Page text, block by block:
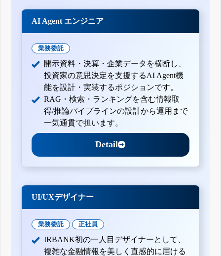
AI Agent エンジニア
業務委託
開示資料・決算・企業データを横断し、
投資家の意思決定を支援するAI Agent機
能を設計・実装するポジションです。
RAG・検索・ランキングを含む情報取
得/推論パイプラインの設計から運用まで
一気通貫で担います。
Detail
UI/UXデザイナー
業務委託 正社員
IRBANK初の一人目デザイナーとして、
複雑な金融情報を美しく直感的に届ける